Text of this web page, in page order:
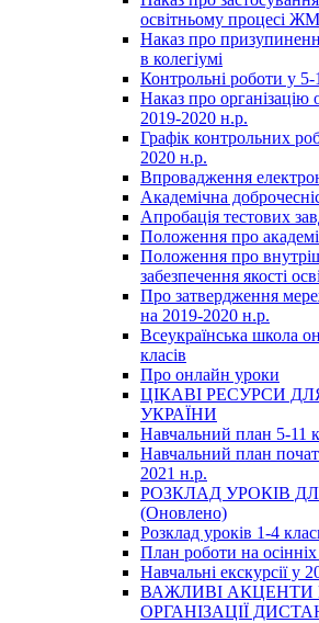
освітньому процесі
Наказ про
в колегіумі
Контрольні роботи у 5-
Наказ про організацію
2019-2020 н.р.
Графік контрольних
2020 н.р.
Впровадження
Академічна
Апробація тестових
Положення про
Положення про
забезпечення якості
Про затвердження
на 2019-2020 н.р.
Всеукраїнська школа
класів
Про онлайн уроки
ЦІКАВІ РЕСУРСИ
УКРАЇНИ
Навчальний план 5-11
Навчальний план
2021 н.р.
РОЗКЛАД УРОКІВ
(Оновлено)
Розклад уроків 1-4
План роботи на
Навчальні екскурсії у
ВАЖЛИВІ
ОРГАНІЗАЦІЇ